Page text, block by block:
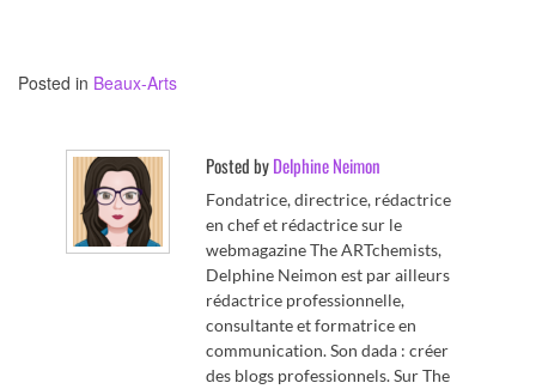
Posted in Beaux-Arts
Posted byDelphine Neimon
Fondatrice, directrice, rédactrice
en chef et rédactrice sur le
webmagazine The ARTchemists,
Delphine Neimon est par ailleurs
rédactrice professionnelle,
consultante et formatrice en
communication. Son dada : créer
des blogs professionnels. Sur The